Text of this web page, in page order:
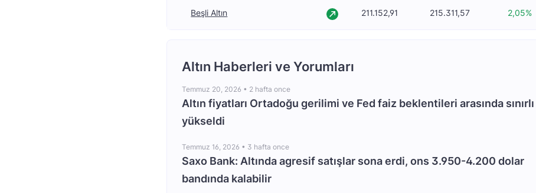
Beşli Altın 211.152,91 215.311,57 2,05%
Altın Haberleri ve Yorumları
Temmuz 20, 2026 • 2 hafta once
Altın fiyatları Ortadoğu gerilimi ve Fed faiz beklentileri arasında sınırlı
yükseldi
Temmuz 16, 2026 • 3 hafta once
Saxo Bank: Altında agresif satışlar sona erdi, ons 3.950-4.200 dolar
bandında kalabilir